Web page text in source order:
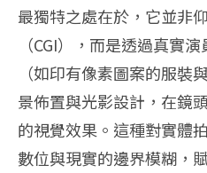
最獨特之處在於，它並非
（CGI），而是透過真實
（如印有像素圖案的服裝
景佈置與光影設計，在鏡
的視覺效果。這種對實體
數位與現實的邊界模糊，